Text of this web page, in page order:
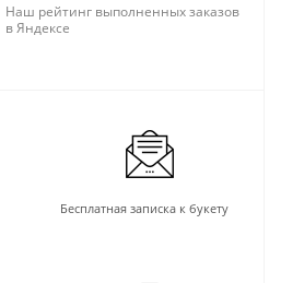
Наш рейтинг выполненных заказов
в Яндексе
Бесплатная записка к букету